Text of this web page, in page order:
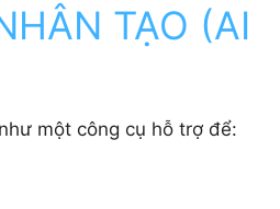
TẠO (AI
một công cụ hỗ trợ để: